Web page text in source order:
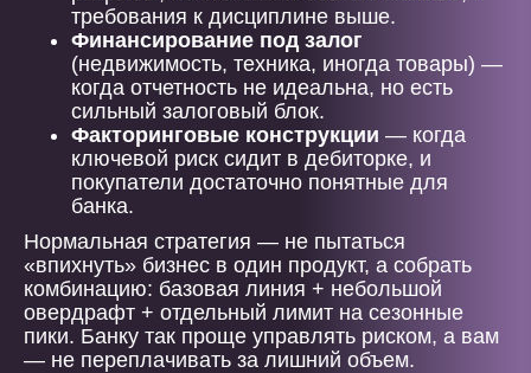
требования к дисциплине выше.
Финансирование под залог
(недвижимость, техника, иногда товары) —
когда отчетность не идеальна, но есть
сильный залоговый блок.
Факторинговые конструкции — когда
ключевой риск сидит в дебиторке, и
покупатели достаточно понятные для
банка.
Нормальная стратегия — не пытаться
«впихнуть» бизнес в один продукт, а собрать
комбинацию: базовая линия + небольшой
овердрафт + отдельный лимит на сезонные
пики. Банку так проще управлять риском, а вам
— не переплачивать за лишний объем.